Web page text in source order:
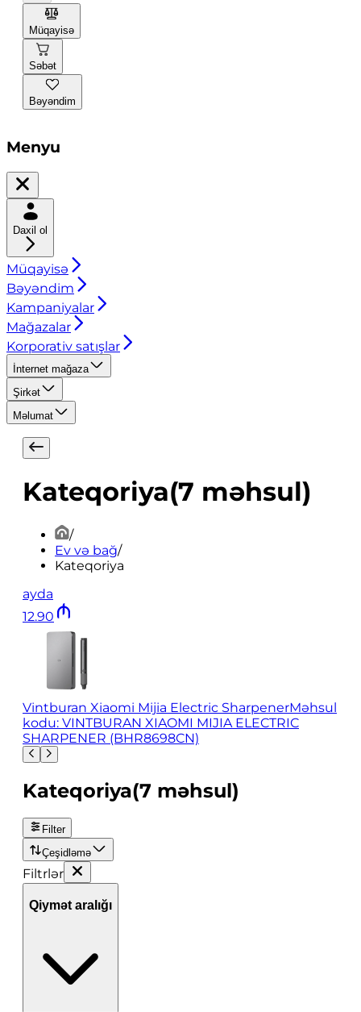
Müqayisə
Səbət
Bəyəndim
Menyu
Daxil ol
Müqayisə
Bəyəndim
Kampaniyalar
Mağazalar
Korporativ satışlar
İnternet mağaza
Şirkət
Məlumat
Kateqoriya(7 məhsul)
/
Ev və bağ/
Kateqoriya
ayda
12.90
Vintburan Xiaomi Mijia Electric SharpenerMəhsul
kodu: VINTBURAN XIAOMI MIJIA ELECTRIC
SHARPENER (BHR8698CN)
Kateqoriya(7 məhsul)
Filter
Çeşidləmə
Filtrlər
Qiymət aralığı